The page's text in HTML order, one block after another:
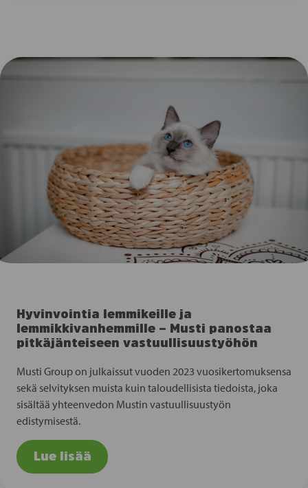
Hyvinvointia lemmikeille ja
lemmikkivanhemmille – Musti panostaa
pitkäjänteiseen vastuullisuustyöhön
Musti Group on julkaissut vuoden 2023 vuosikertomuksensa
sekä selvityksen muista kuin taloudellisista tiedoista, joka
sisältää yhteenvedon Mustin vastuullisuustyön
edistymisestä.
Lue lisää